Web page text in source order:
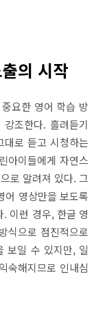
의 시작
요한 영어 학습 방
강조한다. 흘려듣기
로 듣고 시청하는
아이들에게 자연스
로 알려져 있다. 그
어 영상만을 보도록
이런 경우, 한글 영
식으로 점진적으로
보일 수 있지만, 일
숙해지므로 인내심